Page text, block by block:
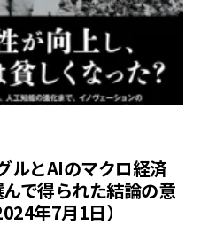
ルとAIのマクロ経済
で得られた結論の意
年7月1日）